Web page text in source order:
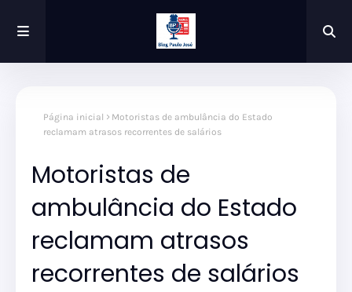
Página inicial
Motoristas de ambulância do Estado
reclamam atrasos recorrentes de salários
Motoristas de
ambulância do Estado
reclamam atrasos
recorrentes de salários